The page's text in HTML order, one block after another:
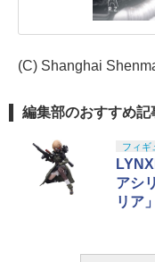
(C) Shanghai
編集部のおすすめ記
フィギ
アシ
リア